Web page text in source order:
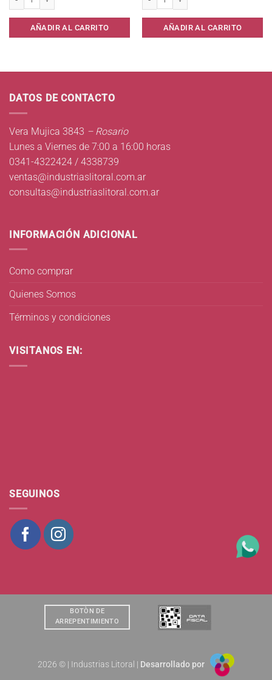
AÑADIR AL CARRITO AÑADIR AL CARRITO
DATOS DE CONTACTO
Vera Mujica 3843 – Rosario
Lunes a Viernes de 7:00 a 16:00 horas
0341-4322424 / 4338739
ventas@industriaslitoral.com.ar
consultas@industriaslitoral.com.ar
INFORMACIÓN ADICIONAL
Como comprar
Quienes Somos
Términos y condiciones
VISITANOS EN:
SEGUINOS
BOTÒN DE
ARREPENTIMIENTO
2026 © | Industrias Litoral | Desarrollado por